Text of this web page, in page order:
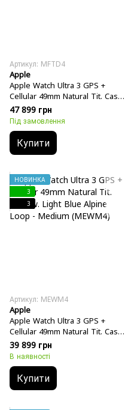
Артикул: MFTD4
Apple
Apple Watch Ultra 3 GPS +
Cellular 49mm Natural Tit. Case
w. Terra Cotta A. Loop - Large
(MF1V4+MFTD4)
47 899 грн
Під замовлення
Купити
НОВИНКА
3
3
Артикул: MEWM4
Apple
Apple Watch Ultra 3 GPS +
Cellular 49mm Natural Tit. Case
w. Light Blue Alpine Loop -
Medium (MEWM4)
39 899 грн
В наявності
Купити